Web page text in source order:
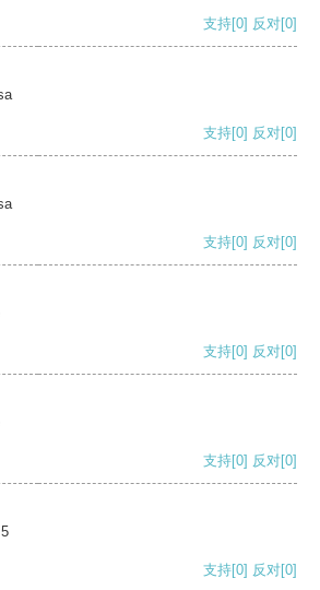
支持[0] 反对[0]
支持[0] 反对[0]
支持[0] 反对[0]
支持[0] 反对[0]
支持[0] 反对[0]
支持[0] 反对[0]